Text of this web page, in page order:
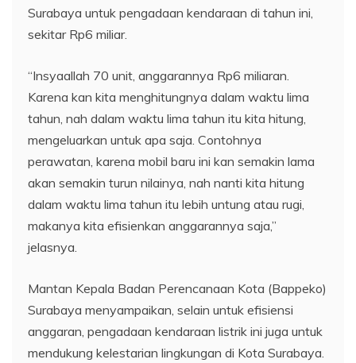
Surabaya untuk pengadaan kendaraan di tahun ini,
sekitar Rp6 miliar.
“Insyaallah 70 unit, anggarannya Rp6 miliaran.
Karena kan kita menghitungnya dalam waktu lima
tahun, nah dalam waktu lima tahun itu kita hitung,
mengeluarkan untuk apa saja. Contohnya
perawatan, karena mobil baru ini kan semakin lama
akan semakin turun nilainya, nah nanti kita hitung
dalam waktu lima tahun itu lebih untung atau rugi,
makanya kita efisienkan anggarannya saja,”
jelasnya.
Mantan Kepala Badan Perencanaan Kota (Bappeko)
Surabaya menyampaikan, selain untuk efisiensi
anggaran, pengadaan kendaraan listrik ini juga untuk
mendukung kelestarian lingkungan di Kota Surabaya.